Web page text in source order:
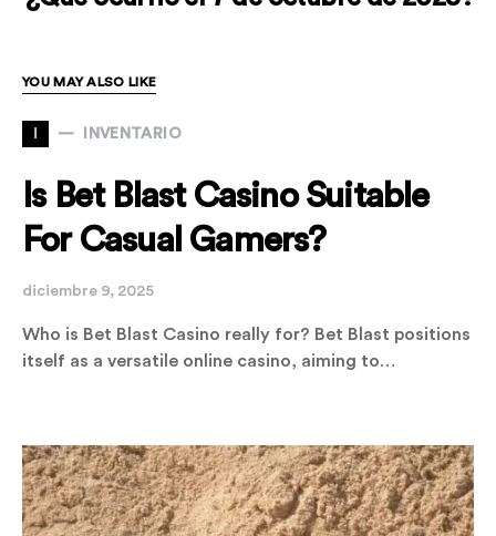
YOU MAY ALSO LIKE
I INVENTARIO
Is Bet Blast Casino Suitable
For Casual Gamers?
diciembre 9, 2025
Who is Bet Blast Casino really for? Bet Blast positions
itself as a versatile online casino, aiming to…